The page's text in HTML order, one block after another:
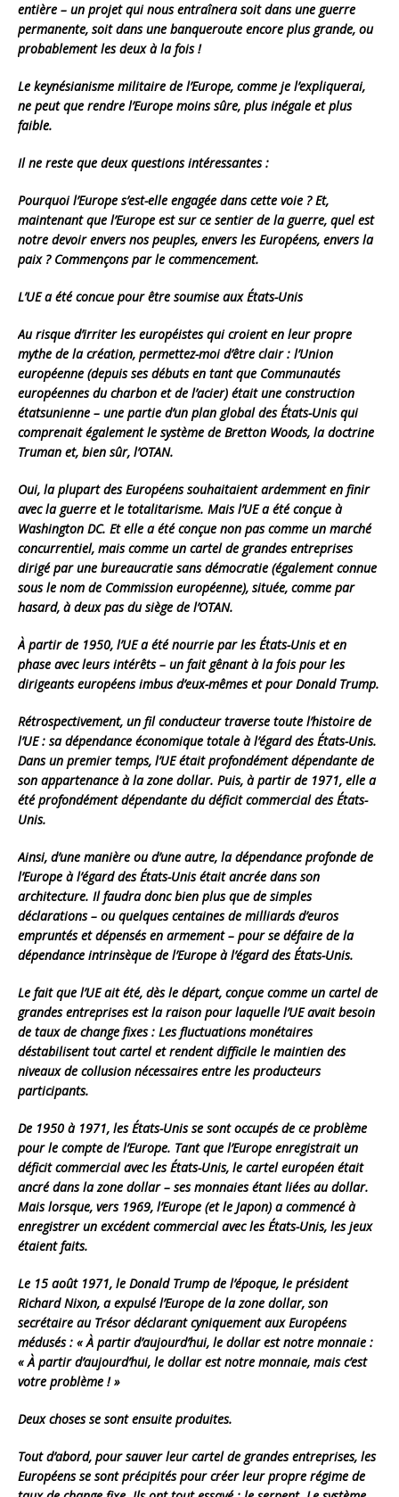
entière – un projet qui nous entraînera soit dans une guerre
permanente, soit dans une banqueroute encore plus grande, ou
probablement les deux à la fois !
Le keynésianisme militaire de l’Europe, comme je l’expliquerai,
ne peut que rendre l’Europe moins sûre, plus inégale et plus
faible.
Il ne reste que deux questions intéressantes :
Pourquoi l’Europe s’est-elle engagée dans cette voie ? Et,
maintenant que l’Europe est sur ce sentier de la guerre, quel est
notre devoir envers nos peuples, envers les Européens, envers la
paix ? Commençons par le commencement.
L’UE a été concue pour être soumise aux États-Unis
Au risque d’irriter les européistes qui croient en leur propre
mythe de la création, permettez-moi d’être clair : l’Union
européenne (depuis ses débuts en tant que Communautés
européennes du charbon et de l’acier) était une construction
étatsunienne – une partie d’un plan global des États-Unis qui
comprenait également le système de Bretton Woods, la doctrine
Truman et, bien sûr, l’OTAN.
Oui, la plupart des Européens souhaitaient ardemment en finir
avec la guerre et le totalitarisme. Mais l’UE a été conçue à
Washington DC. Et elle a été conçue non pas comme un marché
concurrentiel, mais comme un cartel de grandes entreprises
dirigé par une bureaucratie sans démocratie (également connue
sous le nom de Commission européenne), située, comme par
hasard, à deux pas du siège de l’OTAN.
À partir de 1950, l’UE a été nourrie par les États-Unis et en
phase avec leurs intérêts – un fait gênant à la fois pour les
dirigeants européens imbus d’eux-mêmes et pour Donald Trump.
Rétrospectivement, un fil conducteur traverse toute l’histoire de
l’UE : sa dépendance économique totale à l’égard des États-Unis.
Dans un premier temps, l’UE était profondément dépendante de
son appartenance à la zone dollar. Puis, à partir de 1971, elle a
été profondément dépendante du déficit commercial des États-
Unis.
Ainsi, d’une manière ou d’une autre, la dépendance profonde de
l’Europe à l’égard des États-Unis était ancrée dans son
architecture. Il faudra donc bien plus que de simples
déclarations – ou quelques centaines de milliards d’euros
empruntés et dépensés en armement – pour se défaire de la
dépendance intrinsèque de l’Europe à l’égard des États-Unis.
Le fait que l’UE ait été, dès le départ, conçue comme un cartel de
grandes entreprises est la raison pour laquelle l’UE avait besoin
de taux de change fixes : Les fluctuations monétaires
déstabilisent tout cartel et rendent difficile le maintien des
niveaux de collusion nécessaires entre les producteurs
participants.
De 1950 à 1971, les États-Unis se sont occupés de ce problème
pour le compte de l’Europe. Tant que l’Europe enregistrait un
déficit commercial avec les États-Unis, le cartel européen était
ancré dans la zone dollar – ses monnaies étant liées au dollar.
Mais lorsque, vers 1969, l’Europe (et le Japon) a commencé à
enregistrer un excédent commercial avec les États-Unis, les jeux
étaient faits.
Le 15 août 1971, le Donald Trump de l’époque, le président
Richard Nixon, a expulsé l’Europe de la zone dollar, son
secrétaire au Trésor déclarant cyniquement aux Européens
médusés : « À partir d’aujourd’hui, le dollar est notre monnaie :
« À partir d’aujourd’hui, le dollar est notre monnaie, mais c’est
votre problème ! »
Deux choses se sont ensuite produites.
Tout d’abord, pour sauver leur cartel de grandes entreprises, les
Européens se sont précipités pour créer leur propre régime de